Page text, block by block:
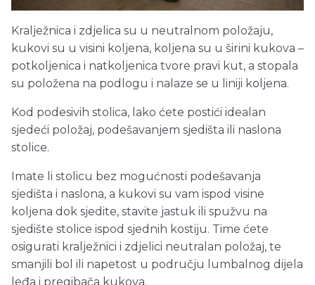
Kralježnica i zdjelica su u neutralnom položaju,
kukovi su u visini koljena, koljena su u širini kukova –
potkoljenica i natkoljenica tvore pravi kut, a stopala
su položena na podlogu i nalaze se u liniji koljena.
Kod podesivih stolica, lako ćete postići idealan
sjedeći položaj, podešavanjem sjedišta ili naslona
stolice.
Imate li stolicu bez mogućnosti podešavanja
sjedišta i naslona, a kukovi su vam ispod visine
koljena dok sjedite, stavite jastuk ili spužvu na
sjedište stolice ispod sjednih kostiju. Time ćete
osigurati kralježnici i zdjelici neutralan položaj, te
smanjili bol ili napetost u području lumbalnog dijela
leđa i pregibača kukova.